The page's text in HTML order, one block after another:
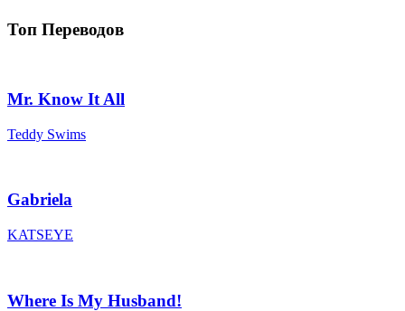
Топ Переводов
Mr. Know It All
Teddy Swims
Gabriela
KATSEYE
Where Is My Husband!